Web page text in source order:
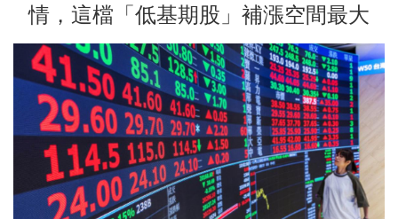
情，這檔「低基期股」補漲空間最大